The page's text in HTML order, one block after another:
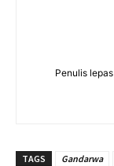
Penulis
TAGS Gandarwa